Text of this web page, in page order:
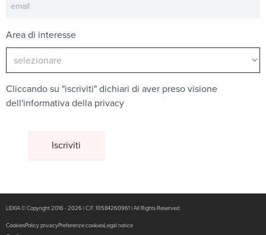
Area di interesse
Cliccando su "iscriviti" dichiari di aver preso visione
dell'informativa della privacy
LEXIA © Copyright 2016 - 2026 | C.F. 10584260961 | All Rights Reserved.
CookiesPolicy privacyPreferenze cookiesLegal notice